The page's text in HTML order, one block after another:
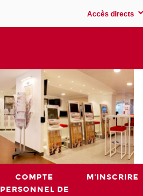
Accès directs
COMPTE
PERSONNEL DE
M'INSCRIRE